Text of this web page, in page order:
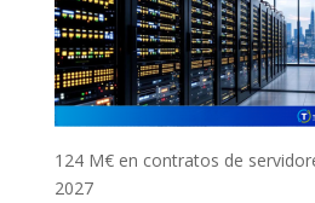
124 M€ en contratos de
2027